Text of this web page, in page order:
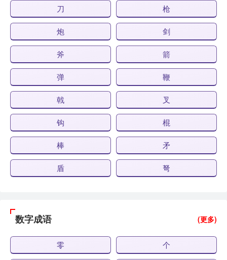
刀 枪
炮 剑
斧 箭
弹 鞭
戟 叉
钩 棍
棒 矛
盾 弩
数字成语 (更多)
零 个